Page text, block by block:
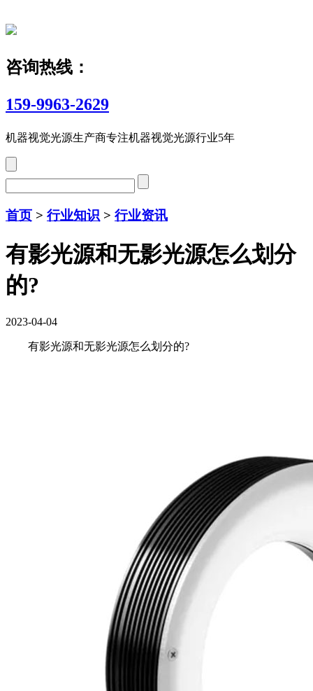
咨询热线：
159-9963-2629
机器视觉光源生产商专注机器视觉光源行业5年
首页 > 行业知识 > 行业资讯
有影光源和无影光源怎么划分
的?
2023-04-04
有影光源和无影光源怎么划分的?